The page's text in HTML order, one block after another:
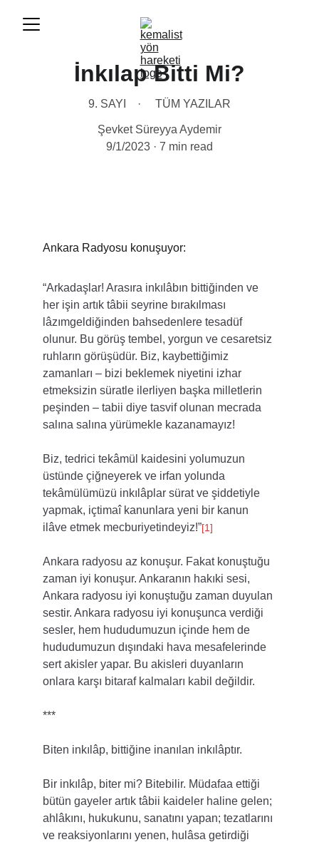
İnkılap Bitti Mi?
9. SAYI TÜM YAZILAR
Şevket Süreyya Aydemir
9/1/2023
7 min read
Ankara Radyosu konuşuyor:
“Arkadaşlar! Arasıra inkılâbın bittiğinden ve
her işin artık tâbii seyrine bırakılması
lâzımgeldiğinden bahsedenlere tesadüf
olunur. Bu görüş tembel, yorgun ve cesaretsiz
ruhların görüşüdür. Biz, kaybettiğimiz
zamanları – bizi beklemek niyetini izhar
etmeksizin süratle ilerliyen başka milletlerin
peşinden – tabii diye tasvif olunan mecrada
salına salına yürümekle kazanamayız!
Biz, tedrici tekâmül kaidesini yolumuzun
üstünde çiğneyerek ve irfan yolunda
tekâmülümüzü inkılâplar sürat ve şiddetiyle
yapmak, içtimaî kanunlara yeni bir kanun
ilâve etmek mecburiyetindeyiz!”[1]
Ankara radyosu az konuşur. Fakat konuştuğu
zaman iyi konuşur. Ankaranın hakıki sesi,
Ankara radyosu iyi konuştuğu zaman duyulan
sestir. Ankara radyosu iyi konuşunca verdiği
sesler, hem hududumuzun içinde hem de
hududumuzun dışındaki hava mesafelerinde
sert akisler yapar. Bu akisleri duyanların
onlara karşı bitaraf kalmaları kabil değildir.
***
Biten inkılâp, bittiğine inanılan inkılâptır.
Bir inkılâp, biter mi? Bitebilir. Müdafaa ettiği
bütün gayeler artık tâbii kaideler haline gelen;
ahlâkını, hukukunu, sanatını yapan; tezatlarını
ve reaksiyonlarını yenen, hulâsa getirdiği